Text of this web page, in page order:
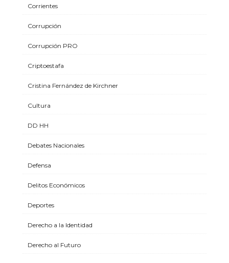
Corrientes
Corrupción
Corrupción PRO
Criptoestafa
Cristina Fernández de Kirchner
Cultura
DD HH
Debates Nacionales
Defensa
Delitos Económicos
Deportes
Derecho a la Identidad
Derecho al Futuro